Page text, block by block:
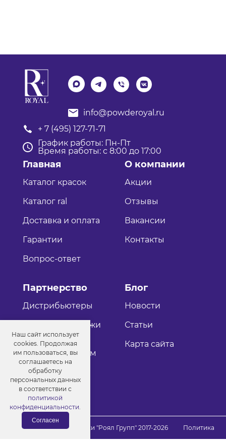
info@powderoyal.ru
+ 7 (495) 127-71-71
График работы: Пн-Пт
Время работы: с 8:00 до 17:00
Главная
Каталог красок
Каталог ral
Доставка и оплата
Гарантии
Вопрос-ответ
О компании
Акции
Отзывы
Вакансии
Контакты
Партнерство
Дистрибьютеры
Оптовые продажи
Как стать
дистрибьютером
Блог
Новости
Статьи
Карта сайта
© Порошковые краски "Роял Групп" 2017-2026
Политика
конфиденциальности
Наш сайт использует
cookies. Продолжая
им пользоваться, вы
соглашаетесь на
обработку
персональных данных
в соответствии с
политикой
конфиденциальности.
Согласен